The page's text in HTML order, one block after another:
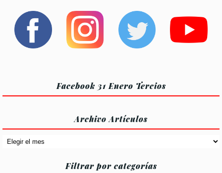
Facebook 31 Enero Tercios
Archivo Artículos
Archivo
Filtrar por categorías